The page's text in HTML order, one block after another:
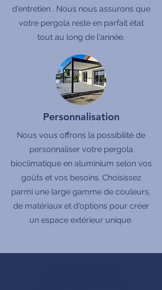
d'entretien . Nous nous assurons que
votre pergola reste en parfait état
tout au long de l'année.
Personnalisation
Nous vous offrons la possibilité de
personnaliser votre pergola
bioclimatique en aluminium selon vos
goûts et vos besoins. Choisissez
parmi une large gamme de couleurs,
de matériaux et d'options pour créer
un espace extérieur unique.